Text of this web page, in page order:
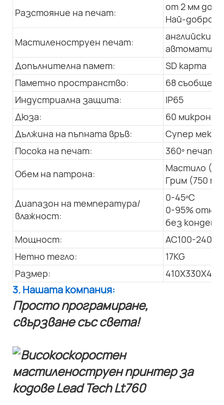
Разстояние на печат:
от 2 мм до
Най-добро:
Мастиленоструен печат:
английски,
Допълнителна памет:
SD карта
Паметно пространство:
68
Индустриална защита:
IP65
Дюза:
60 микрона
Дължина на пъпната връв:
Супер мека,
Посока на печат:
360º печат
Обем на патрона:
Мастило
Грим (750 мл)
Диапазон на температура/
влажност:
0-45ºC
0-95%
без
Мощност:
AC100-240V;
Нетно тегло:
17KG
Размер:
3. Нашата компания:
Просто програмиране,
свързване със света!